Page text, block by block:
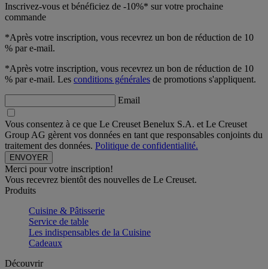
Inscrivez-vous et bénéficiez de -10%* sur votre prochaine
commande
*Après votre inscription, vous recevrez un bon de réduction de 10
% par e-mail.
*Après votre inscription, vous recevrez un bon de réduction de 10
% par e-mail. Les conditions générales de promotions s'appliquent.
Email
Vous consentez à ce que Le Creuset Benelux S.A. et Le Creuset
Group AG gèrent vos données en tant que responsables conjoints du
traitement des données. Politique de confidentialité.
Merci pour votre inscription!
Vous recevrez bientôt des nouvelles de Le Creuset.
Produits
Cuisine & Pâtisserie
Service de table
Les indispensables de la Cuisine
Cadeaux
Découvrir